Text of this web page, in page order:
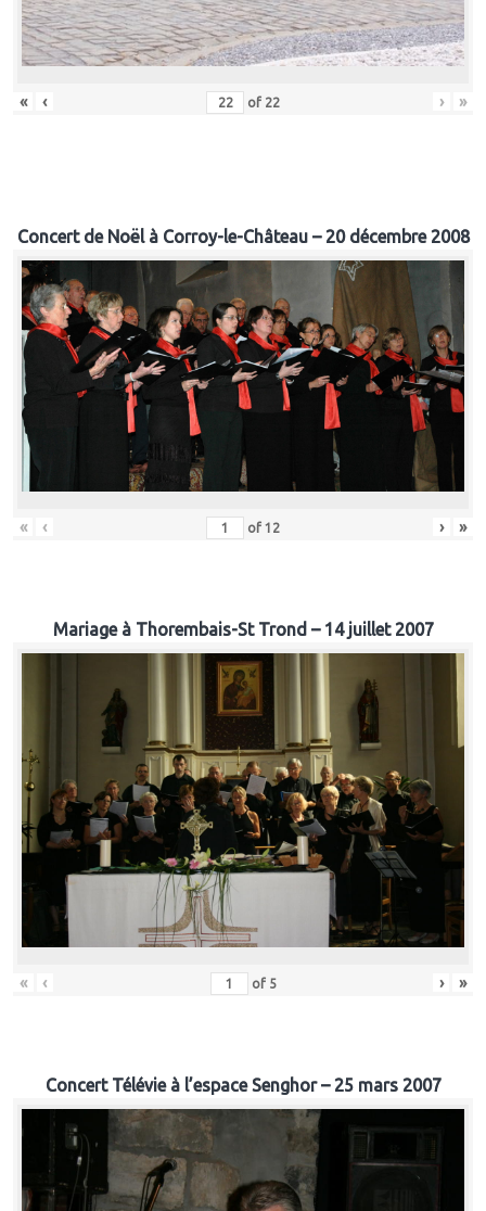
« ‹ of 22 › »
Concert de Noël à Corroy-le-Château – 20 décembre 2008
« ‹ of 12 › »
Mariage à Thorembais-St Trond – 14 juillet 2007
« ‹ of 5 › »
Concert Télévie à l’espace Senghor – 25 mars 2007